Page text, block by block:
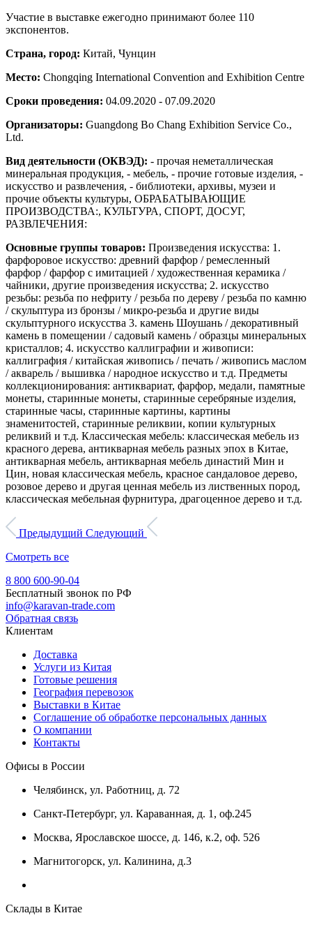
Участие в выставке ежегодно принимают более 110
экспонентов.
Страна, город: Китай, Чунцин
Место: Chongqing International Convention and Exhibition Centre
Сроки проведения: 04.09.2020 - 07.09.2020
Организаторы: Guangdong Bo Chang Exhibition Service Co.,
Ltd.
Вид деятельности (ОКВЭД): - прочая неметаллическая
минеральная продукция, - мебель, - прочие готовые изделия, -
искусство и развлечения, - библиотеки, архивы, музеи и
прочие объекты культуры, ОБРАБАТЫВАЮЩИЕ
ПРОИЗВОДСТВА:, КУЛЬТУРА, СПОРТ, ДОСУГ,
РАЗВЛЕЧЕНИЯ:
Основные группы товаров: Произведения искусства: 1.
фарфоровое искусство: древний фарфор / ремесленный
фарфор / фарфор с имитацией / художественная керамика /
чайники, другие произведения искусства; 2. искусство
резьбы: резьба по нефриту / резьба по дереву / резьба по камню
/ скульптура из бронзы / микро-резьба и другие виды
скульптурного искусства 3. камень Шоушань / декоративный
камень в помещении / садовый камень / образцы минеральных
кристаллов; 4. искусство каллиграфии и живописи:
каллиграфия / китайская живопись / печать / живопись маслом
/ акварель / вышивка / народное искусство и т.д. Предметы
коллекционирования: антиквариат, фарфор, медали, памятные
монеты, старинные монеты, старинные серебряные изделия,
старинные часы, старинные картины, картины
знаменитостей, старинные реликвии, копии культурных
реликвий и т.д. Классическая мебель: классическая мебель из
красного дерева, антикварная мебель разных эпох в Китае,
антикварная мебель, антикварная мебель династий Мин и
Цин, новая классическая мебель, красное сандаловое дерево,
розовое дерево и другая ценная мебель из лиственных пород,
классическая мебельная фурнитура, драгоценное дерево и т.д.
Предыдущий Следующий
Смотреть все
8 800 600-90-04
Бесплатный звонок по РФ
info@karavan-trade.com
Обратная связь
Клиентам
Доставка
Услуги из Китая
Готовые решения
География перевозок
Выставки в Китае
Соглашение об обработке персональных данных
О компании
Контакты
Офисы в России
Челябинск, ул. Работниц, д. 72
Санкт-Петербург, ул. Караванная, д. 1, оф.245
Москва, Ярославское шоссе, д. 146, к.2, оф. 526
Магнитогорск, ул. Калинина, д.3
Склады в Китае